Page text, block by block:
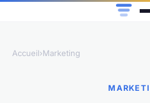
Accueil›Marketing